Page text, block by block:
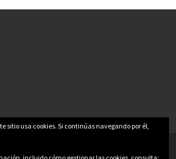
sitio usa cookies. Si continúas navegando por él,